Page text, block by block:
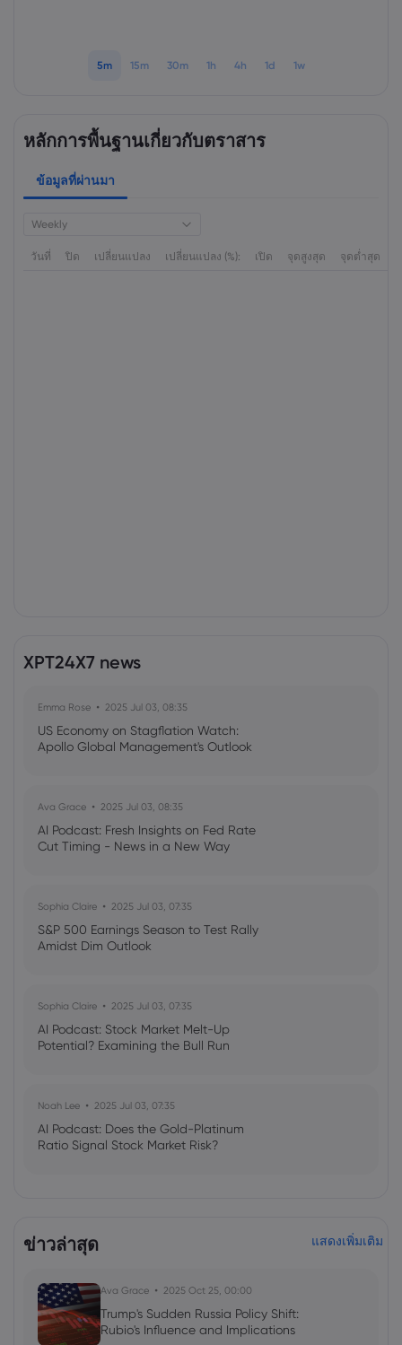
5m 15m 30m 1h 4h 1d 1w
หลักการพื้นฐานเกี่ยวกับตราสาร
ข้อมูลที่ผ่านมา
Weekly
วันที่ ปิด เปลี่ยนแปลง เปลี่ยนแปลง (%): เปิด จุดสูงสุด จุดต่ำสุด
XPT24X7 news
Emma Rose 2025 Jul 03, 08:35
US Economy on Stagflation Watch:
Apollo Global Management's Outlook
Ava Grace 2025 Jul 03, 08:35
AI Podcast: Fresh Insights on Fed Rate
Cut Timing - News in a New Way
Sophia Claire 2025 Jul 03, 07:35
S&P 500 Earnings Season to Test Rally
Amidst Dim Outlook
Sophia Claire 2025 Jul 03, 07:35
AI Podcast: Stock Market Melt-Up
Potential? Examining the Bull Run
Noah Lee 2025 Jul 03, 07:35
AI Podcast: Does the Gold-Platinum
Ratio Signal Stock Market Risk?
ข่าวล่าสุด แสดงเพิ่มเติม
Ava Grace 2025 Oct 25, 00:00
Trump's Sudden Russia Policy Shift:
Rubio's Influence and Implications